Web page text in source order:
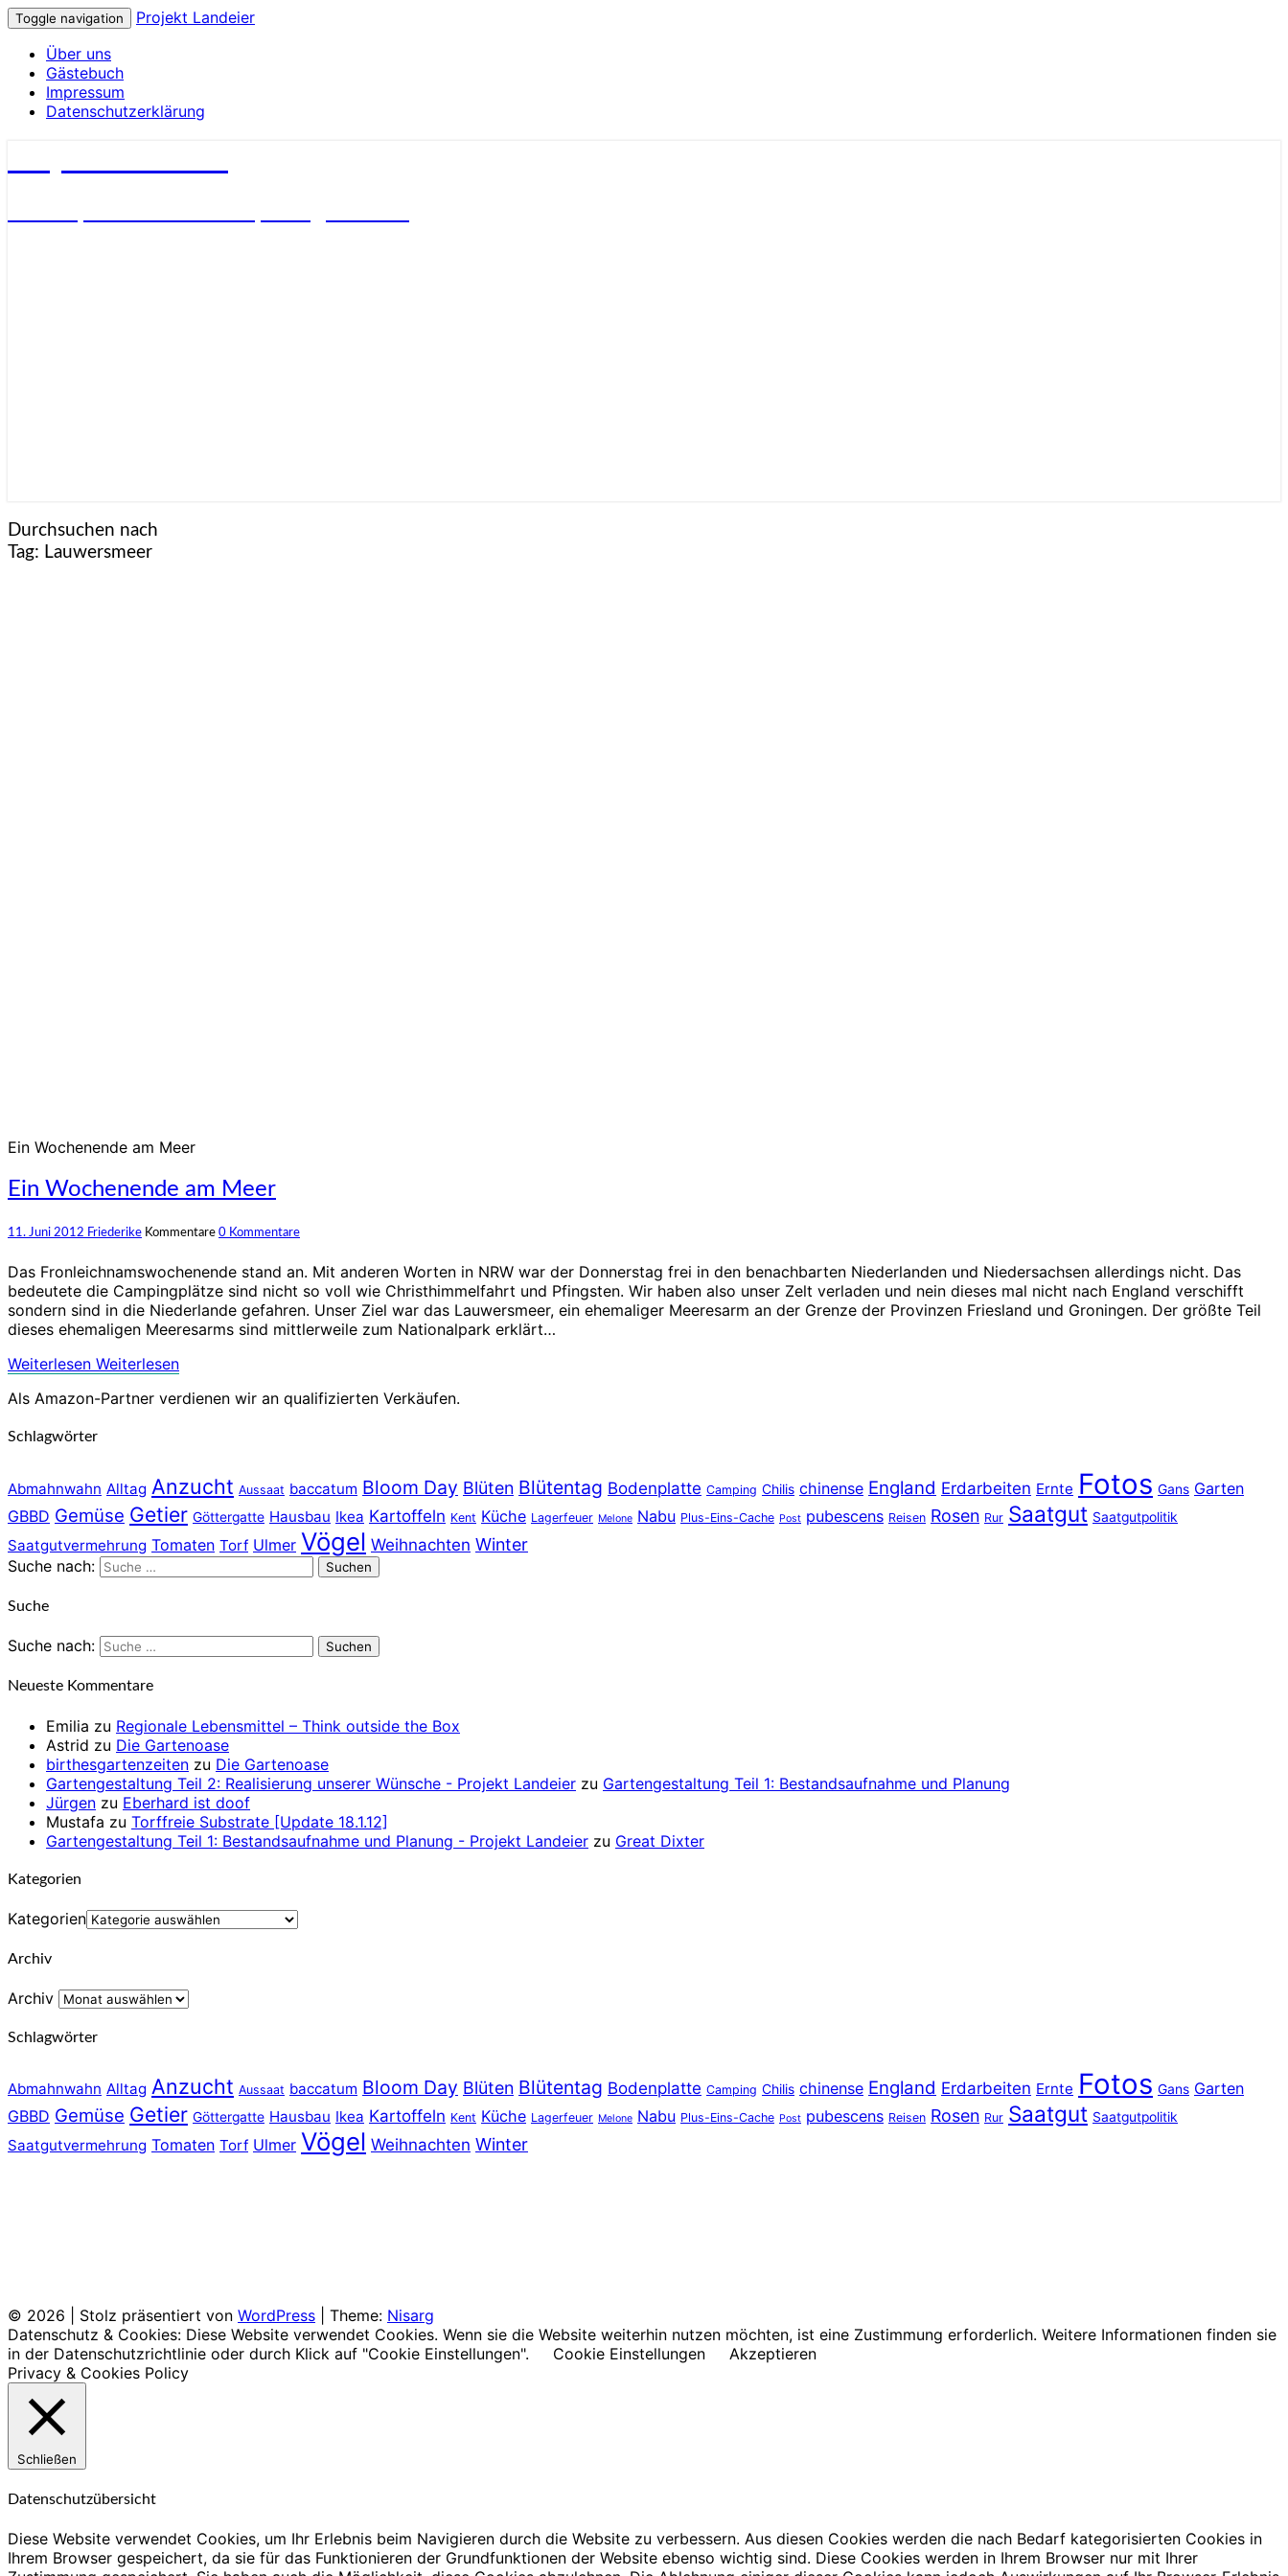
Toggle navigation
Projekt Landeier
Über uns
Gästebuch
Impressum
Datenschutzerklärung
Durchsuchen nach
Tag: Lauwersmeer
Ein Wochenende am Meer
Ein Wochenende am Meer
11. Juni 2012 Friederike Kommentare 0 Kommentare
Das Fronleichnamswochenende stand an. Mit anderen Worten in NRW war der Donnerstag frei in den benachbarten Niederlanden und Niedersachsen allerdings nicht. Das
bedeutete die Campingplätze sind nicht so voll wie Christhimmelfahrt und Pfingsten. Wir haben also unser Zelt verladen und nein dieses mal nicht nach England verschifft
sondern sind in die Niederlande gefahren. Unser Ziel war das Lauwersmeer, ein ehemaliger Meeresarm an der Grenze der Provinzen Friesland und Groningen. Der größte Teil
dieses ehemaligen Meeresarms sind mittlerweile zum Nationalpark erklärt…
Weiterlesen Weiterlesen
Als Amazon-Partner verdienen wir an qualifizierten Verkäufen.
Schlagwörter
Abmahnwahn Alltag Anzucht Aussaat baccatum Bloom Day Blüten Blütentag Bodenplatte Camping Chilis chinense England Erdarbeiten Ernte Fotos Gans Garten
GBBD Gemüse Getier Göttergatte Hausbau Ikea Kartoffeln Kent Küche Lagerfeuer Melone Nabu Plus-Eins-Cache Post pubescens Reisen Rosen Rur Saatgut Saatgutpolitik
Saatgutvermehrung Tomaten Torf Ulmer Vögel Weihnachten Winter
Suche nach: Suchen
Suche
Suche nach: Suchen
Neueste Kommentare
Emilia zu Regionale Lebensmittel – Think outside the Box
Astrid zu Die Gartenoase
birthesgartenzeiten zu Die Gartenoase
Gartengestaltung Teil 2: Realisierung unserer Wünsche - Projekt Landeier zu Gartengestaltung Teil 1: Bestandsaufnahme und Planung
Jürgen zu Eberhard ist doof
Mustafa zu Torffreie Substrate [Update 18.1.12]
Gartengestaltung Teil 1: Bestandsaufnahme und Planung - Projekt Landeier zu Great Dixter
Kategorien
Kategorien
Archiv
Archiv
Schlagwörter
Abmahnwahn Alltag Anzucht Aussaat baccatum Bloom Day Blüten Blütentag Bodenplatte Camping Chilis chinense England Erdarbeiten Ernte Fotos Gans Garten
GBBD Gemüse Getier Göttergatte Hausbau Ikea Kartoffeln Kent Küche Lagerfeuer Melone Nabu Plus-Eins-Cache Post pubescens Reisen Rosen Rur Saatgut Saatgutpolitik
Saatgutvermehrung Tomaten Torf Ulmer Vögel Weihnachten Winter
© 2026 Stolz präsentiert von WordPress Theme: Nisarg
Datenschutz & Cookies: Diese Website verwendet Cookies. Wenn sie die Website weiterhin nutzen möchten, ist eine Zustimmung erforderlich. Weitere Informationen finden sie
in der Datenschutzrichtlinie oder durch Klick auf "Cookie Einstellungen".
Cookie Einstellungen
Akzeptieren
Privacy & Cookies Policy
Schließen
Datenschutzübersicht
Diese Website verwendet Cookies, um Ihr Erlebnis beim Navigieren durch die Website zu verbessern. Aus diesen Cookies werden die nach Bedarf kategorisierten Cookies in
Ihrem Browser gespeichert, da sie für das Funktionieren der Grundfunktionen der Website ebenso wichtig sind. Diese Cookies werden in Ihrem Browser nur mit Ihrer